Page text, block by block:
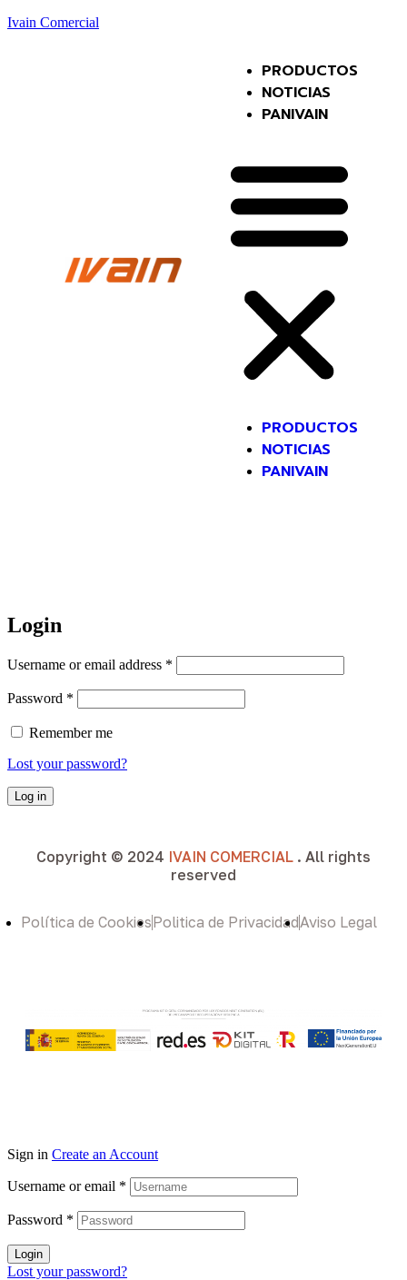
Ivain Comercial
PRODUCTOS
NOTICIAS
PANIVAIN
PRODUCTOS
NOTICIAS
PANIVAIN
Login
Username or email address *
Password *
Remember me
Lost your password?
Log in
Copyright © 2024 IVAIN COMERCIAL . All rights
reserved
Política de CookiesPolitica de PrivacidadAviso Legal
Sign in Create an Account
Username or email *
Password *
Login
Lost your password?